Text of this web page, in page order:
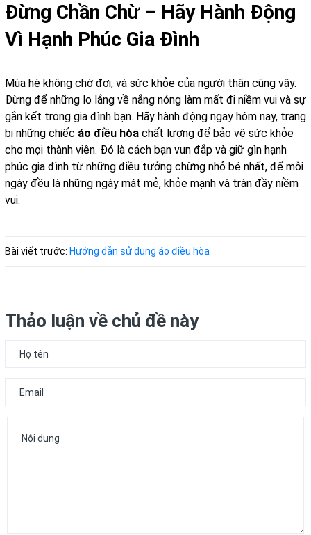
Đừng Chần Chừ – Hãy Hành Động
Vì Hạnh Phúc Gia Đình
Mùa hè không chờ đợi, và sức khỏe của người thân cũng vậy.
Đừng để những lo lắng về nắng nóng làm mất đi niềm vui và sự
gắn kết trong gia đình bạn. Hãy hành động ngay hôm nay, trang
bị những chiếc áo điều hòa chất lượng để bảo vệ sức khỏe
cho mọi thành viên. Đó là cách bạn vun đắp và giữ gìn hạnh
phúc gia đình từ những điều tưởng chừng nhỏ bé nhất, để mỗi
ngày đều là những ngày mát mẻ, khỏe mạnh và tràn đầy niềm
vui.
Bài viết trước: Hướng dẫn sử dụng áo điều hòa
Thảo luận về chủ đề này